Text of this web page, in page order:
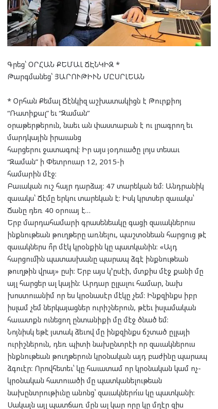
Գրեց՝ ՕՐՀԱՆ ՔԵՄԱԼ ՃԷՆԿԻԶ *
Թարգմանեց՝ ՅԱՐՈՒԹԻՒՆ ՄԸՍՐԼԵԱՆ
* Օրհան Քեմալ Ճէնկիզ աշխատակիցն է Թուրքիոյ
“Ռատիքալ” եւ “Զաման”
օրաթերթերուն, նաեւ ան փաստաբան է ու լրագրող եւ
մարդկային իրաւանց
հարցերու ջատագով: Իր այս յօդուածը լոյս տեսաւ
“Զաման” ի Փետրուար 12, 2015-ի
համարին մէջ:
Բաւական ուշ հայր դարձայ: 47 տարեկան եմ: Անդրանիկ
զաւակս՝ Ճէմը երկու տարեկան է: Իսկ կրտսեր զաւակս՝
Ճանը դեռ 40 օրուայ է…
Երբ մարդահամարի գրասենեակը գացի զաւակներուս
ինքնութեան թուղթերը առնելու, պաշտօնեան հարցուց թէ
զաւակներս ո՞ր մէկ կրօնքին կը պատկանին: «Այդ
հարցումին պատասխանը պարապ ձգէ ինքնութեան
թուղթին վրայ» ըսի: Երբ այս կ՚ըսէի, մտքիս մէջ քանի մը
այլ հարցեր ալ կային: Արդար ըլլալու համար, նախ
խոստուանիմ որ ես կրօնասէր մէկը չեմ: Ինքզինքս իբր
իսլամ չեմ ներկայացներ ուրիշներուն, թէեւ իսլամական
հաւատքն ունեցող ընտանիքի մը մէջ ծնած եմ:
Նոյնիսկ եթէ յստակ ձեւով մը ինքզինքս ճշտած ըլլայի
ուրիշներուն, դեռ պիտի նախընտրէի որ զաւակներուս
ինքնութեան թուղթերուն կրօնական այդ բաժինը պարապ
ձգուէր: Որովհետեւ՝ կը հաւատամ որ կրօնական կամ ոչ-
կրօնական հատուածի մը պատկանելութեան
նախընտրութիւնը անոնց՝ զաւակներո՛ւս կը պատկանի:
Սակայն այլ պատճառ մըն ալ կար որը կը մղէր զիս